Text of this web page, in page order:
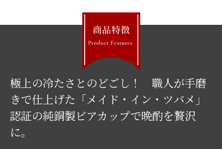
極上の冷たさとのどごし！ 職人が手磨
きで仕上げた「メイド・イン・ツバメ」
認証の純銅製ビアカップで晩酌を贅沢
に。